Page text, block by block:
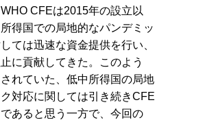
CFEは2015年の設立以
得国での局地的なパンデミッ
ては迅速な資金提供を行い、
に貢献してきた。このよう
れていた、低中所得国の局地
対応に関しては引き続きCFE
あると思う一方で、今回の